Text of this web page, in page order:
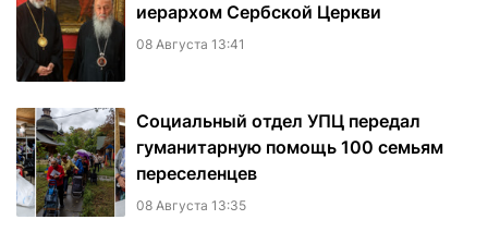
иерархом Сербской Церкви
08 Августа 13:41
Социальный отдел УПЦ передал
гуманитарную помощь 100 семьям
переселенцев
08 Августа 13:35